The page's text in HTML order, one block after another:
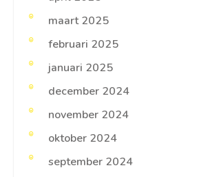
maart 2025
februari 2025
januari 2025
december 2024
november 2024
oktober 2024
september 2024